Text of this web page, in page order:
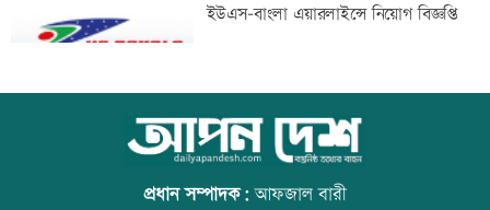
ট্রাকের পেছনে প্রাইভেটকারের ধাক্কা, প্রাণ
গেল সহকারী জজের
ইউএস-বাংলা এয়ারলাইন্সে নিয়োগ বিজ্ঞপ্তি
আজ স্বর্ণ-রুপা যে দামে বিক্রি হচ্ছে
প্রধান সম্পাদক:আফজাল বারী